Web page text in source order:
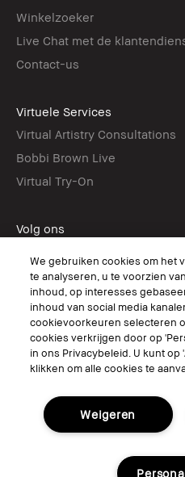
Winkelzoeker
Live Chat met de
Contact-us
Virtuele Services
Virtual Artistry Consultations
Bobbi Brown Live
Virtual Try-On
Volg ons
© Bobbi Brown Professional
Algemene voorwaarden
Mijn persoonlijke informatie niet
advertenties
Het gebruik van mijn gevoelige
Privacybeleid
Beheer van sitecookies
We gebruiken cookies om het
te analyseren, u te voorzien
inhoud, op interesses
inhoud van social media
cookievoorkeuren selecteren
cookies verkrijgen door op
in ons Privacybeleid. U kunt op
klikken om alle cookies te
Weigeren